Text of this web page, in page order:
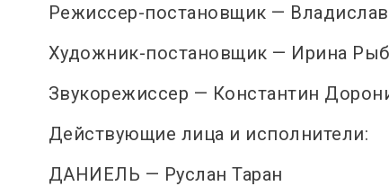
Режиссер-постановщик —
Художник-постановщик — Ирина
Звукорежиссер — Константин
Действующие лица и исполнители:
ДАНИЕЛЬ — Руслан Таран